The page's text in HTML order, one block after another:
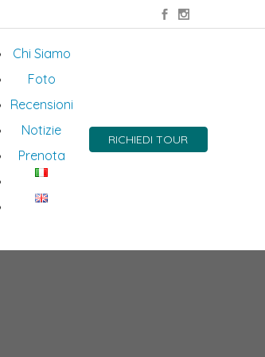
Chi Siamo
Foto
Recensioni
Notizie
Prenota
RICHIEDI TOUR